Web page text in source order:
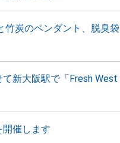
竹炭のペンダント、脱臭袋
新大阪駅で「Fresh West
開催します